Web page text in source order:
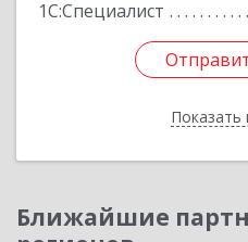
1С:Специалист
Показать
Ближайшие